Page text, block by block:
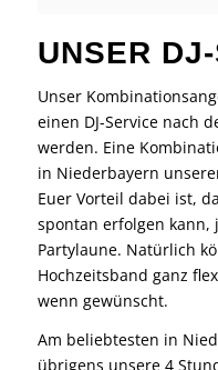
UNSER
Unser
einen DJ-Service nach
werden. Eine
in Niederbayern
Euer Vorteil dabei ist,
spontan erfolgen kann,
Partylaune. Natürlich
Hochzeitsband ganz
wenn gewünscht.
Am beliebtesten in
übrigens unsere 4